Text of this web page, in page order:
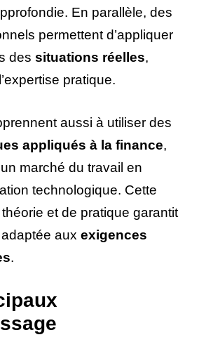
En parallèle, des
permettent d’appliquer
des situations réelles,
pratique.
aussi à utiliser des
appliqués à la finance,
marché du travail en
technologique. Cette
et de pratique garantit
aux exigences
.